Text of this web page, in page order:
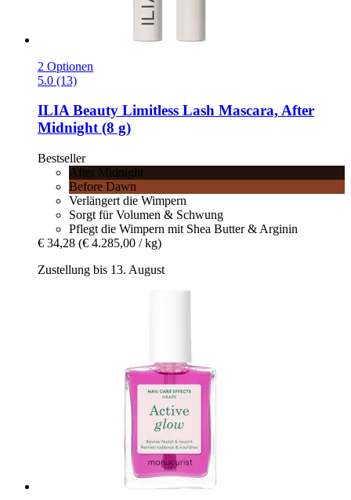
2 Optionen
5.0 (13)
ILIA Beauty Limitless Lash Mascara, After
Midnight (8 g)
Bestseller
After Midnight
Before Dawn
Verlängert die Wimpern
Sorgt für Volumen & Schwung
Pflegt die Wimpern mit Shea Butter & Arginin
€ 34,28 (€ 4.285,00 / kg)
Zustellung bis 13. August